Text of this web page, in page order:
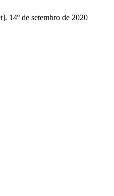
14º de setembro de 2020